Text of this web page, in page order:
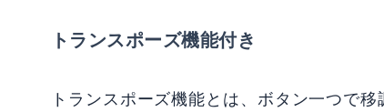
トランスポーズ機能付き
トランスポーズ機能とは、ボタン一つで移